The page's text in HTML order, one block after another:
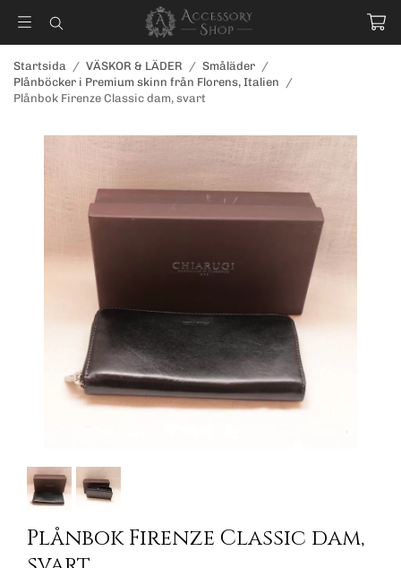
Startsida / VÄSKOR & LÄDER / Småläder /
Plånböcker i Premium skinn från Florens, Italien /
Plånbok Firenze Classic dam, svart
Plånbok Firenze Classic dam,